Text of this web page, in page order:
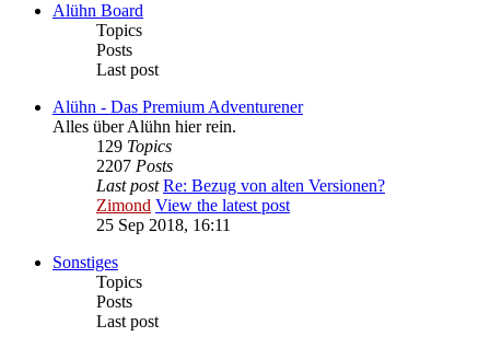
Alühn Board
Topics
Posts
Last post
Alühn - Das Premium Adventurener
Alles über Alühn hier rein.
129 Topics
2207 Posts
Last post Re: Bezug von alten Versionen?
Zimond View the latest post
25 Sep 2018, 16:11
Sonstiges
Topics
Posts
Last post